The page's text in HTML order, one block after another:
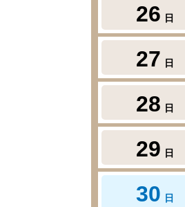
26 日
27 日
28 日
29 日
30 日